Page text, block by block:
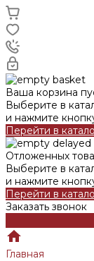
Ваша корзина
Выберите в
и нажмите
Перейти в
Отложенных
Выберите в
и нажмите
Перейти в
Заказать звонок
Главная